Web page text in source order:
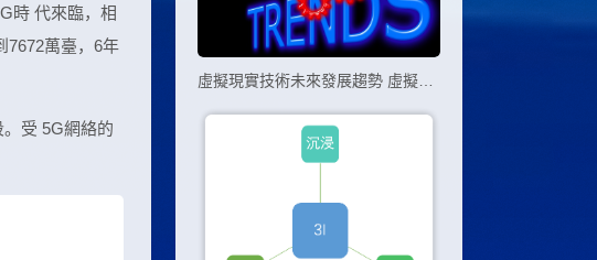
時 代來臨，相
7672萬臺，6年
受 5G網絡的
虛擬現實技術未來發展趨勢 虛擬現實技術的五個發展趨勢